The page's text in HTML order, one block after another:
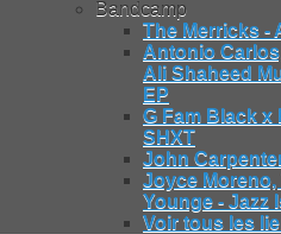
Bandcamp
The Merricks -
Antonio
Ali Shaheed
EP
G Fam Black x
SHXT
John
Joyce
Younge - Jazz
Voir tous les